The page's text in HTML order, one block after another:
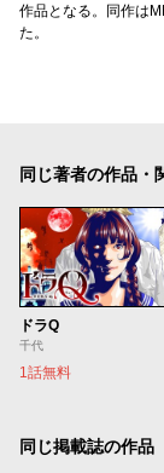
作品となる。同作は
た。
同じ著者の作品・
ドラQ
千代
1話無料
同じ掲載誌の作品